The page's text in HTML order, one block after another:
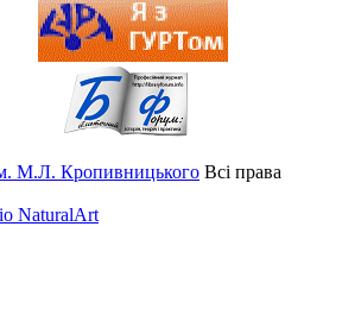
М.Л. Кропивницького Всі права
NaturalArt